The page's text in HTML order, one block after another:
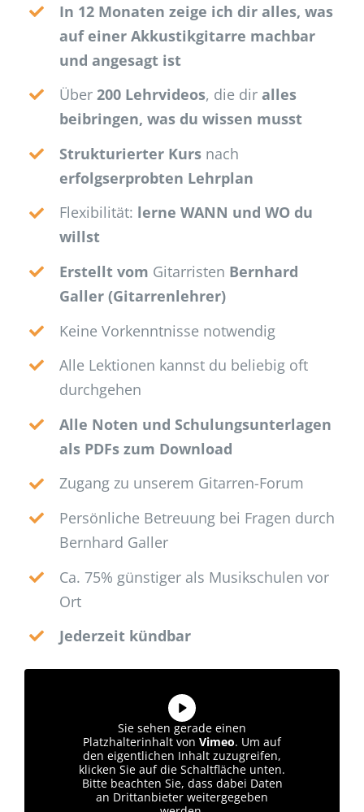
In 12 Monaten zeige ich dir alles, was
auf einer Akkustikgitarre machbar
und angesagt ist
Über200 Lehrvideos, die diralles
beibringen, was du wissen musst
Strukturierter Kurs nach
erfolgserprobten Lehrplan
Flexibilität: lerne WANN und WO du
willst
Erstellt vom Gitarristen Bernhard
Galler (Gitarrenlehrer)
Keine Vorkenntnisse notwendig
Alle Lektionen kannst du beliebig oft
durchgehen
Alle Noten und Schulungsunterlagen
als PDFs zum Download
Zugang zu unserem Gitarren-Forum
Persönliche Betreuung bei Fragen durch
Bernhard Galler
Ca. 75% günstiger als Musikschulen vor
Ort
Jederzeit kündbar
Sie sehen gerade einen
Platzhalterinhalt von Vimeo. Um auf
den eigentlichen Inhalt zuzugreifen,
klicken Sie auf die Schaltfläche unten.
Bitte beachten Sie, dass dabei Daten
an Drittanbieter weitergegeben